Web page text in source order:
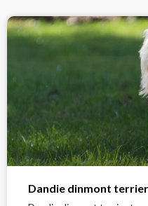
Dandie dinmont